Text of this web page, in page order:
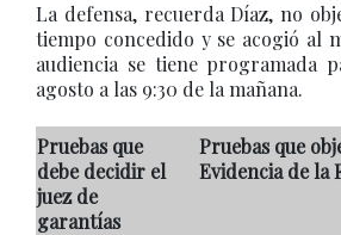
La defensa, recuerda Díaz, no
tiempo concedido y se acogió al
audiencia se tiene programada
agosto a las 9:30 de la mañana.
Pruebas que
debe decidir el
juez de
garantías
Pruebas que
Evidencia de la